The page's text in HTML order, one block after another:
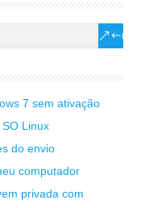
7 sem ativação
Linux
do envio
computador
privada com